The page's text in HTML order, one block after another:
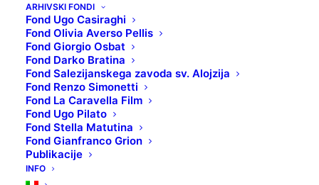
ARHIVSKI FONDI
Fond Ugo Casiraghi
Fond Olivia Averso Pellis
Fond Giorgio Osbat
Fond Darko Bratina
Fond Salezijanskega zavoda sv. Alojzija
Fond Renzo Simonetti
Fond La Caravella Film
Fond Ugo Pilato
Fond Stella Matutina
Fond Gianfranco Grion
Publikacije
INFO
TOP 5: RENATO
CASARO ILUSTRIRA
VESTERNE